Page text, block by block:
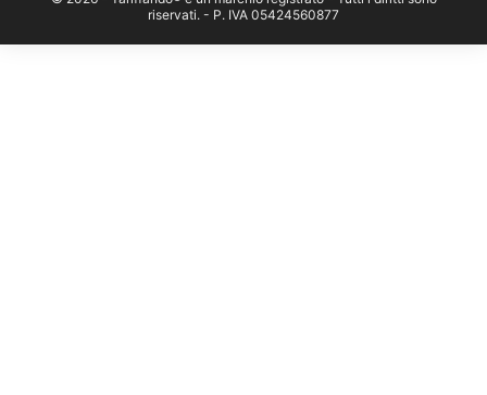
riservati. - P. IVA 05424560877